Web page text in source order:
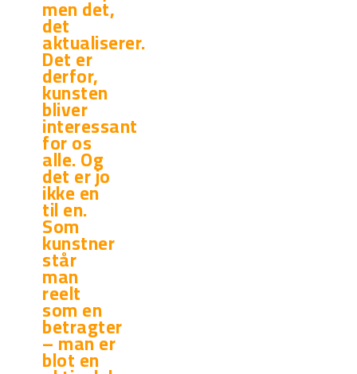
men det,
det
aktualiserer.
Det er
derfor,
kunsten
bliver
interessant
for os
alle. Og
det er jo
ikke en
til en.
Som
kunstner
står
man
reelt
som en
betragter
– man er
blot en